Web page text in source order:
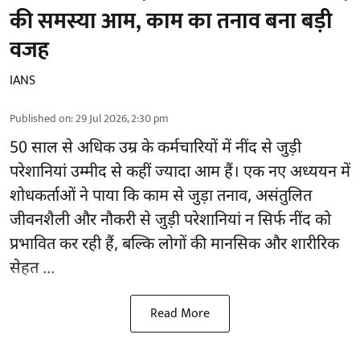
की समस्या आम, काम का तनाव बना बड़ी
वजह
IANS
Published on:29 Jul 2026, 2:30 pm
50 साल से अधिक उम्र के कर्मचारियों मेंनींद से जुड़ी
परेशानियांउम्मीद से कहीं ज्यादा आम हैं। एक नए अध्ययन में
शोधकर्ताओं ने पाया कि काम से जुड़ा तनाव, असंतुलित
जीवनशैली और नौकरी से जुड़ी परेशानियां न सिर्फ नींद को
प्रभावित कर रही हैं, बल्कि लोगों की मानसिक और शारीरिक
सेहत ...
Read More